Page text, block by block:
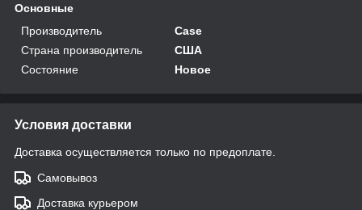
Основные
Производитель
Case
Страна производитель
США
Состояние
Новое
Условия доставки
Доставка осуществляется только по предоплате.
Самовывоз
Доставка курьером